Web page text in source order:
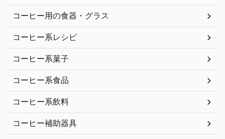
コーヒー用の食器・グラス
コーヒー系レシピ
コーヒー系菓子
コーヒー系食品
コーヒー系飲料
コーヒー補助器具